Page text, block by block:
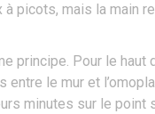
à picots, mais la main
principe. Pour le haut
entre le mur et
minutes sur le point